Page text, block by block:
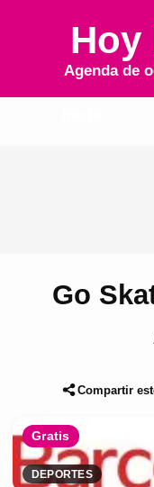
Hoy
Agenda de
Go
Compartir
Gratis
DEPORTES